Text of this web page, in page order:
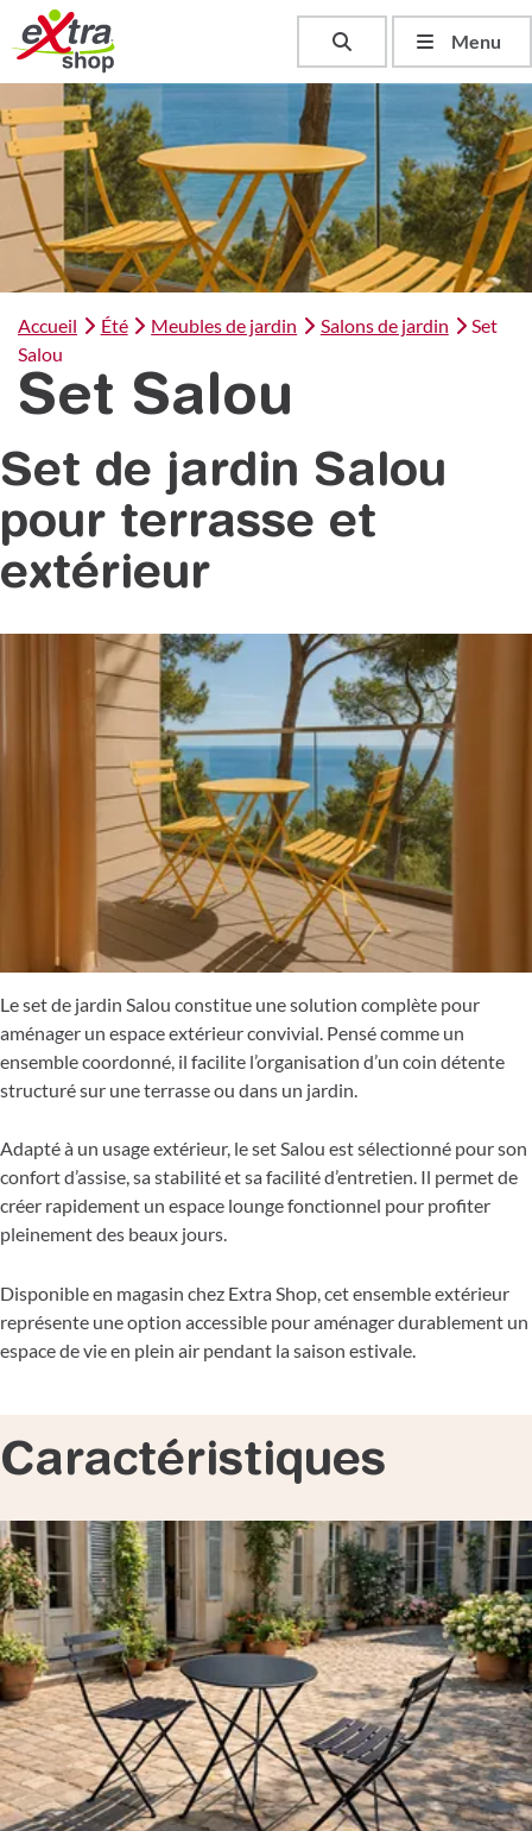
Toggle searchMenu
Accueil Été Meubles de jardin Salons de jardin
Set
Salou
Set Salou
Set de jardin Salou
pour terrasse et
extérieur
Le set de jardin Salou constitue une solution complète pour
aménager un espace extérieur convivial. Pensé comme un
ensemble coordonné, il facilite l’organisation d’un coin détente
structuré sur une terrasse ou dans un jardin.
Adapté à un usage extérieur, le set Salou est sélectionné pour son
confort d’assise, sa stabilité et sa facilité d’entretien. Il permet de
créer rapidement un espace lounge fonctionnel pour profiter
pleinement des beaux jours.
Disponible en magasin chez Extra Shop, cet ensemble extérieur
représente une option accessible pour aménager durablement un
espace de vie en plein air pendant la saison estivale.
Caractéristiques